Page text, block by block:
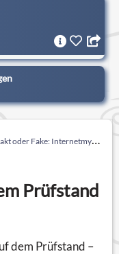
oder Fake: Internetmythen auf dem Prüfstand – MDR JUMP
Prüfstand
dem Prüfstand –